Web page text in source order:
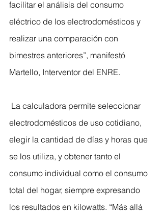
facilitar el análisis del consumo
eléctrico de los electrodomésticos y
realizar una comparación con
bimestres anteriores”, manifestó
Martello, Interventor del ENRE.
electrodomésticos de uso cotidiano,
elegir la cantidad de días y horas que
se los utiliza, y obtener tanto el
consumo individual como el consumo
total del hogar, siempre expresando
los resultados en kilowatts. “Más allá